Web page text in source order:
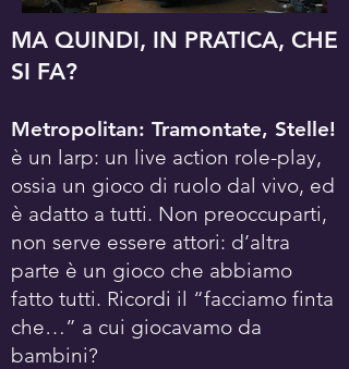
MA QUINDI, IN PRATICA, CHE
SI FA?
Metropolitan: Tramontate, Stelle!
è un larp: un live action role-play,
ossia un gioco di ruolo dal vivo, ed
è adatto a tutti. Non preoccuparti,
non serve essere attori: d’altra
parte è un gioco che abbiamo
fatto tutti. Ricordi il “facciamo finta
che…” a cui giocavamo da
bambini?